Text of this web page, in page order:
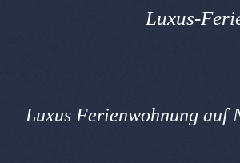
Luxus-
Luxus Ferienwohnung auf